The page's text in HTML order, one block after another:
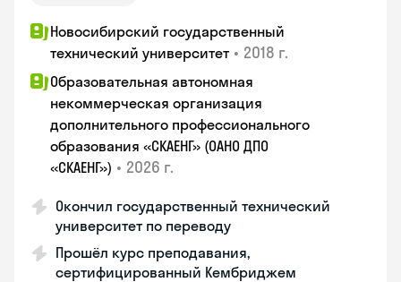
Новосибирский государственный
технический университет • 2018 г.
Образовательная автономная
некоммерческая организация
дополнительного профессионального
образования «СКАЕНГ» (ОАНО ДПО
«СКАЕНГ») • 2026 г.
Окончил государственный технический
университет по переводу
Прошёл курс преподавания,
сертифицированный Кембриджем